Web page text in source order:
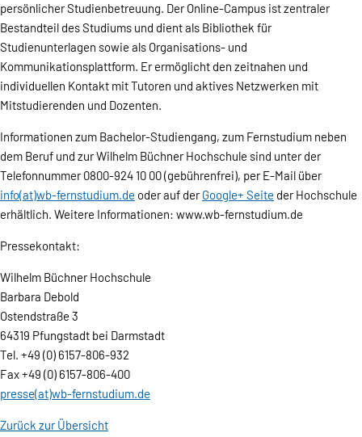
persönlicher Studienbetreuung. Der Online-Campus ist zentraler
Bestandteil des Studiums und dient als Bibliothek für
Studienunterlagen sowie als Organisations- und
Kommunikationsplattform. Er ermöglicht den zeitnahen und
individuellen Kontakt mit Tutoren und aktives Netzwerken mit
Mitstudierenden und Dozenten.
Informationen zum Bachelor-Studiengang, zum Fernstudium neben
dem Beruf und zur Wilhelm Büchner Hochschule sind unter der
Telefonnummer 0800-924 10 00 (gebührenfrei), per E-Mail über
info(at)wb-fernstudium.de oder auf derGoogle+ Seite der Hochschule
erhältlich. Weitere Informationen: www.wb-fernstudium.de
Pressekontakt:
Wilhelm Büchner Hochschule
Barbara Debold
Ostendstraße 3
64319 Pfungstadt bei Darmstadt
Tel. +49 (0) 6157-806-932
Fax +49 (0) 6157-806-400
presse(at)wb-fernstudium.de
Zurück zur Übersicht